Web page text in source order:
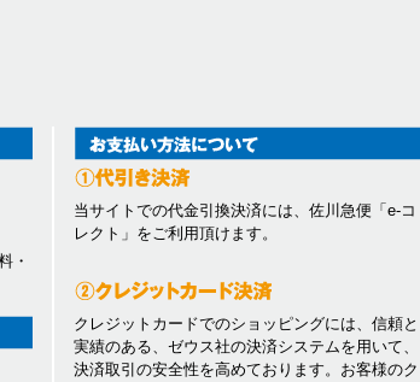
・
当サイトでの代金引換決済には、佐川急便「e-コ
レクト」をご利用頂けます。
クレジットカードでのショッピングには、信頼と
実績のある、ゼウス社の決済システムを用いて、
決済取引の安全性を高めております。お客様のク